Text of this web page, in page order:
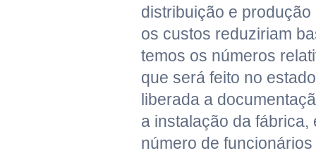
distribuição e
os custos reduziriam
temos os números
que será feito no
liberada a
a instalação da fábrica,
número de